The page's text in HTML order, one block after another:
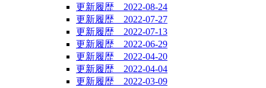
更新履歴 2022-08-24
更新履歴 2022-07-27
更新履歴 2022-07-13
更新履歴 2022-06-29
更新履歴 2022-04-20
更新履歴 2022-04-04
更新履歴 2022-03-09